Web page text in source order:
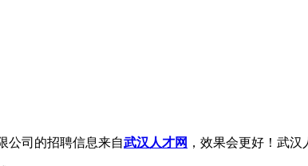
公司的招聘信息来自武汉人才网 ，效果会更好！武